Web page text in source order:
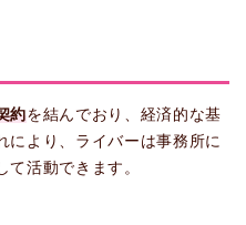
約を結んでおり、経済的な基
により、ライバーは事務所に
活動できます。